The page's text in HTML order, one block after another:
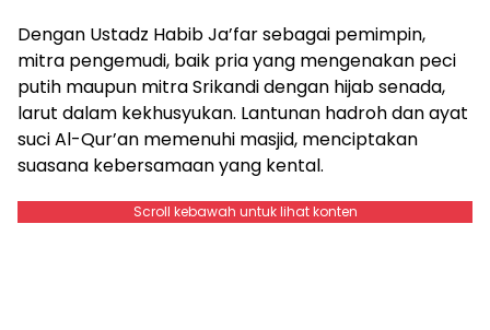
Dengan Ustadz Habib Ja’far sebagai pemimpin,
mitra pengemudi, baik pria yang mengenakan peci
putih maupun mitra Srikandi dengan hijab senada,
larut dalam kekhusyukan. Lantunan hadroh dan ayat
suci Al-Qur’an memenuhi masjid, menciptakan
suasana kebersamaan yang kental.
Scroll kebawah untuk lihat konten